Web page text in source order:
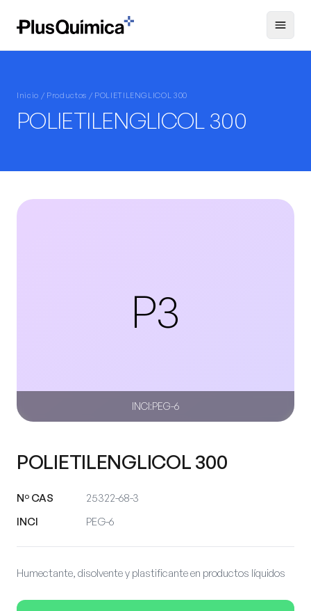
Inicio / Productos / POLIETILENGLICOL 300
POLIETILENGLICOL 300
P3
INCI:PEG-6
POLIETILENGLICOL 300
Nº CAS
25322-68-3
INCI
PEG-6
Humectante, disolvente y plastificante en productos líquidos